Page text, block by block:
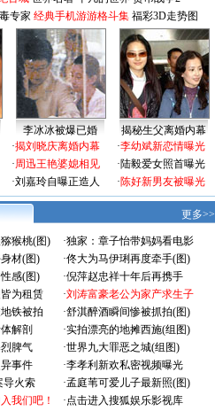
专家 经典手机游游格斗集 福彩3D走势图
李冰冰被爆已婚
揭秘生父离婚内幕
·揭刘晓庆离婚内幕
·周迅王艳婆媳相见
·刘嘉玲自曝正造人
·李幼斌新恋情曝光
·陆毅爱女照首曝光
·陈好新男友被曝光
更多>>
猴桃(图) ·独家：章子怡带妈妈看电影
材(图) ·佟大为马伊琍再度牵手(图)
感(图) ·倪萍赵忠祥十年后再携手
为租赁 ·刘涛富豪老公为家产求生子
铁被拍 ·舒淇醉酒瞬间惨被抓拍(图)
解剖 ·实拍漂亮的地摊西施(组图)
脾气 ·世界九大罪恶之城(组图)
事件 ·李孝利新欢私密视频曝光
导火索 ·孟庭苇可爱儿子最新照(图)
我们吧！ ·点击进入搜狐娱乐影视库